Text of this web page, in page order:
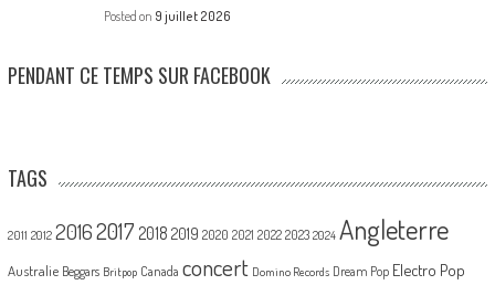
Posted on 9 juillet 2026
PENDANT CE TEMPS SUR FACEBOOK
TAGS
2011 2012 20162017 2018 2019 2020 2021 2022 2023 2024 Angleterre
Australie Beggars Britpop Canada concert Domino Records Dream Pop Electro Pop